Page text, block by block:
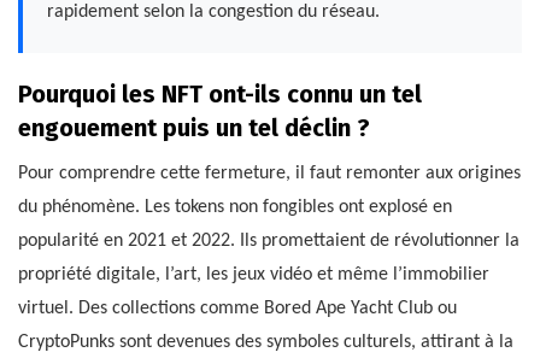
rapidement selon la congestion du réseau.
Pourquoi les NFT ont-ils connu un tel
engouement puis un tel déclin ?
Pour comprendre cette fermeture, il faut remonter aux origines
du phénomène. Les tokens non fongibles ont explosé en
popularité en 2021 et 2022. Ils promettaient de révolutionner la
propriété digitale, l’art, les jeux vidéo et même l’immobilier
virtuel. Des collections comme Bored Ape Yacht Club ou
CryptoPunks sont devenues des symboles culturels, attirant à la